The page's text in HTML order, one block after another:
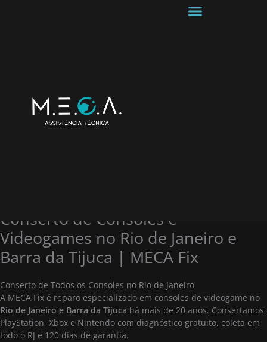
Conserto de Consoles e
Videogames no Rio de Janeiro e
Barra da Tijuca | MECA Fix
Conserto de Todos os Consoles no Rio de Janeiro
A MECA Fix é reparo especializado em consoles de videogame no
Rio de Janeiro e Barra da Tijuca há mais de 20 anos. Consertamos
PlayStation, Xbox e Nintendo com diagnóstico gratuito, coleta em
todo o RJ e 120 dias de garantia.